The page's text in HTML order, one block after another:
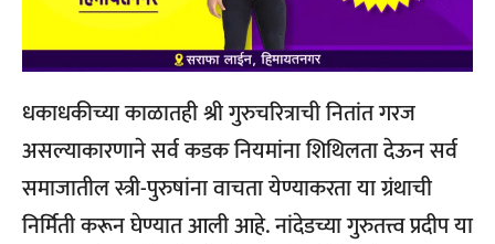
धकाधकीच्या काळातही श्री गुरुचरित्राची नितांत गरज
असल्याकारणाने सर्व कडक नियमांना शिथिलता देऊन सर्व
समाजातील स्त्री-पुरुषांना वाचता येण्याकरता या ग्रंथाची
निर्मिती करून घेण्यात आली आहे. नांदेडच्या गुरुतत्त्व प्रदीप या